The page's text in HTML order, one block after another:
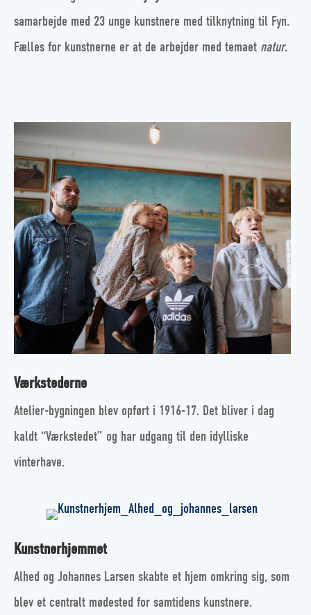
samarbejde med 23 unge kunstnere med tilknytning til Fyn.
Fælles for kunstnerne er at de arbejder med temaet natur.
Værkstederne
Atelier-bygningen blev opført i 1916-17. Det bliver i dag
kaldt “Værkstedet” og har udgang til den idylliske
vinterhave.
Kunstnerhjemmet
Alhed og Johannes Larsen skabte et hjem omkring sig, som
blev et centralt mødested for samtidens kunstnere.